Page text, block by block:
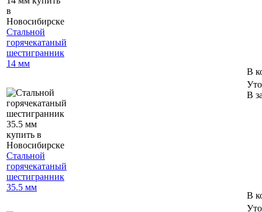
Стальной
горячекатаный
шестигранник
14 мм
В
Стальной
горячекатаный
шестигранник
35.5 мм
В
В